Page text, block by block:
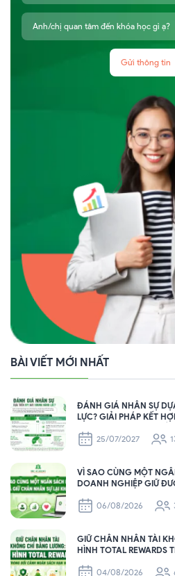
Gửi thông tin
BÀI VIẾT MỚI NHẤT
ĐÁNH GIÁ NHÂN SỰ
LỰC? GIẢI PHÁP KẾT
25/07/2027
VÌ SAO CÙNG MỘT
DOANH NGHIỆP GIỮ
06/08/2026
GIỮ CHÂN NHÂN TÀI
HÌNH TOTAL REWARDS
04/08/2026